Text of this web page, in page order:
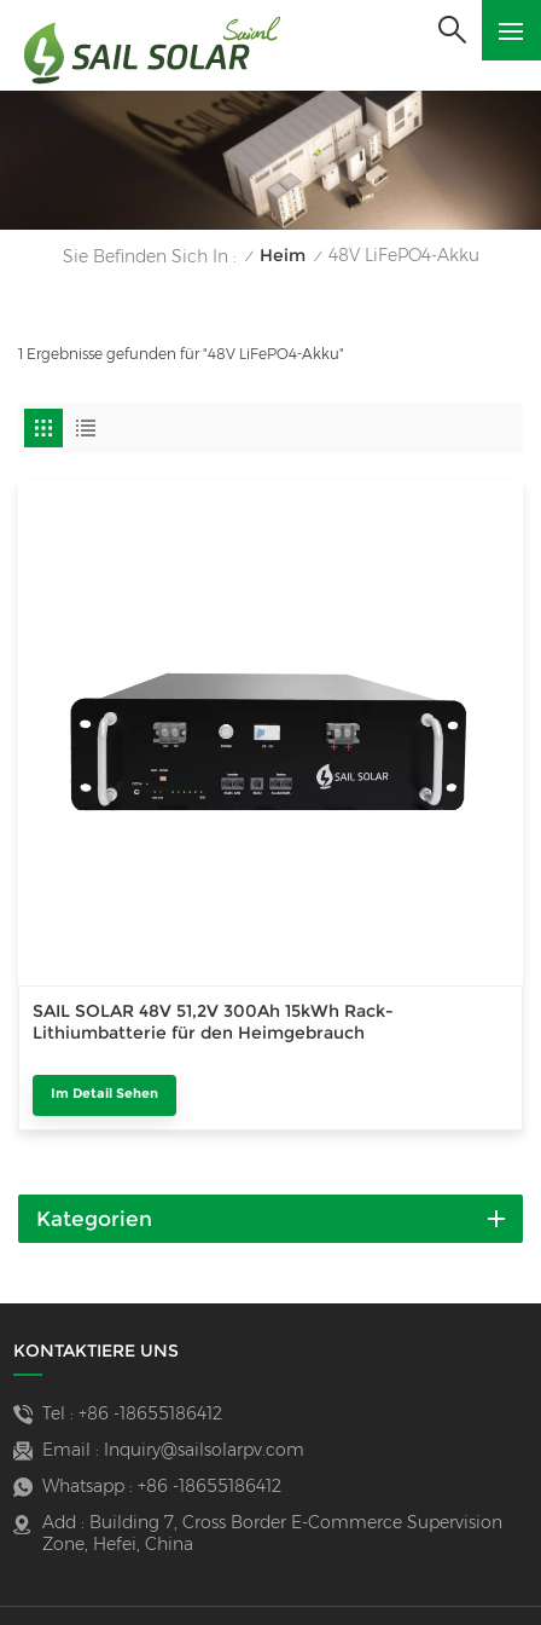
Sie Befinden Sich In : / Heim / 48V LiFePO4-Akku
1 Ergebnisse gefunden für "48V LiFePO4-Akku"
SAIL SOLAR 48V 51,2V 300Ah 15kWh Rack-
Lithiumbatterie für den Heimgebrauch
Im Detail Sehen
Kategorien
KONTAKTIERE UNS
Tel : +86 -18655186412
Email :
Inquiry@sailsolarpv.com
Whatsapp : +86 -18655186412
Add : Building 7, Cross Border E-Commerce Supervision
Zone, Hefei, China